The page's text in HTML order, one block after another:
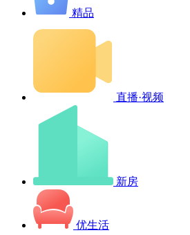
精品
直播·视频
新房
优生活